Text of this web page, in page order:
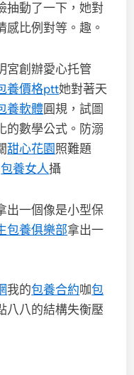
抽動了一下，她對
感比例對等。趣。
宮創辦愛心托管
養價格ptt她對著天
養軟體圓規，試圖
的數學公式。防溺
甜心花園 照難題
包養女人攝
出一個像是小型保
包養俱樂部拿出一
我的包養合約咖包
八八的結構失衡壓